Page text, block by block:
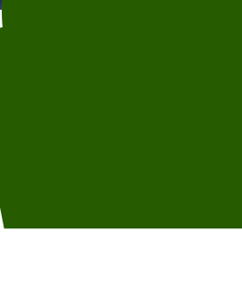
eventyr
seg selv? Hvordan påvirker